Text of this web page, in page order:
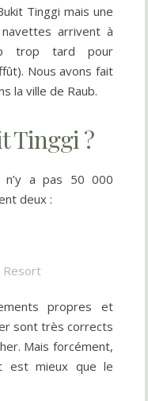
Tinggi mais une
arrivent à
trop tard pour
Nous avons fait
la ville de Raub.
Tinggi ?
a pas 50 000
deux :
Resort
propres et
sont très corrects
Mais forcément,
est mieux que le